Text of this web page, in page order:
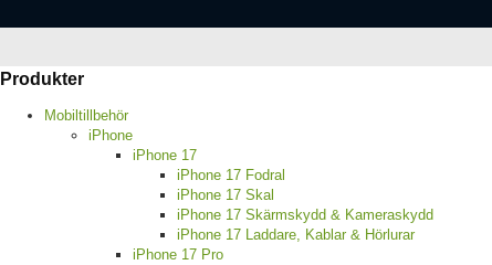
Produkter
Mobiltillbehör
iPhone
iPhone 17
iPhone 17 Fodral
iPhone 17 Skal
iPhone 17 Skärmskydd & Kameraskydd
iPhone 17 Laddare, Kablar & Hörlurar
iPhone 17 Pro